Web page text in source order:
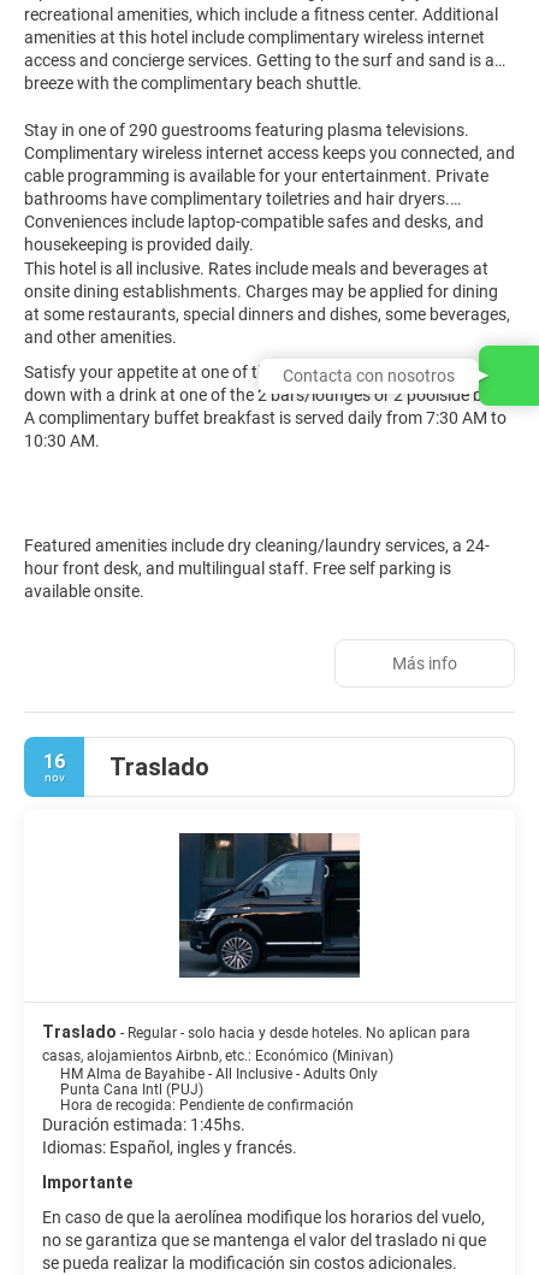
recreational amenities, which include a fitness center. Additional
amenities at this hotel include complimentary wireless internet
access and concierge services. Getting to the surf and sand is a
breeze with the complimentary beach shuttle.
Stay in one of 290 guestrooms featuring plasma televisions.
Complimentary wireless internet access keeps you connected, and
cable programming is available for your entertainment. Private
bathrooms have complimentary toiletries and hair dryers.
Conveniences include laptop-compatible safes and desks, and
housekeeping is provided daily.
This hotel is all inclusive. Rates include meals and beverages at
onsite dining establishments. Charges may be applied for dining
at some restaurants, special dinners and dishes, some beverages,
and other amenities.
Satisfy your appetite at one of the hotel's 3 restaurants. Wind
down with a drink at one of the 2 bars/lounges or 2 poolside bars.
A complimentary buffet breakfast is served daily from 7:30 AM to
10:30 AM.
Featured amenities include dry cleaning/laundry services, a 24-
hour front desk, and multilingual staff. Free self parking is
available onsite.
Más info
16
nov Traslado
Traslado - Regular - solo hacia y desde hoteles. No aplican para
casas, alojamientos Airbnb, etc.: Económico (Minivan)
HM Alma de Bayahibe - All Inclusive - Adults Only
Punta Cana Intl (PUJ)
Hora de recogida: Pendiente de confirmación
Duración estimada: 1:45hs.
Idiomas: Español, ingles y francés.
Importante
En caso de que la aerolínea modifique los horarios del vuelo,
no se garantiza que se mantenga el valor del traslado ni que
se pueda realizar la modificación sin costos adicionales.
Contacta con nosotros